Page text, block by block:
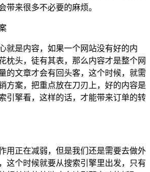
带来很多不必要的麻烦。
就是内容，如果一个网站没有好的内
枕头，徒有其表，那么内容才是整个网
的文章才会有回头客，这个时候，就需
方案，把重点放在刀刃上，好的内容是
引擎看，这样的话，才能带来订单的转
用正在减弱，但是我们还是需要去做外
这个时候就要从搜索引擎里出发，只有